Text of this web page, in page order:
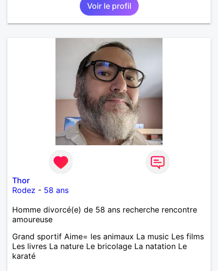
Voir le profil
Thor
Rodez - 58 ans
Homme divorcé(e) de 58 ans recherche rencontre
amoureuse
Grand sportif Aime= les animaux La music Les films
Les livres La nature Le bricolage La natation Le
karaté